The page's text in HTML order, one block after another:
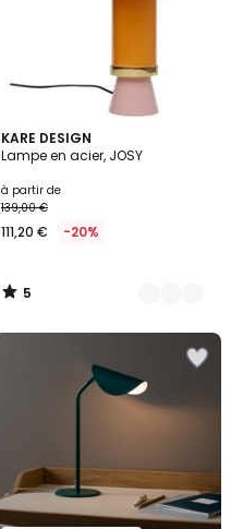
KARE DESIGN
Lampe en acier, JOSY
à partir de
139,00 €
111,20 € -20%
5
/
3
Couleurs
5
/